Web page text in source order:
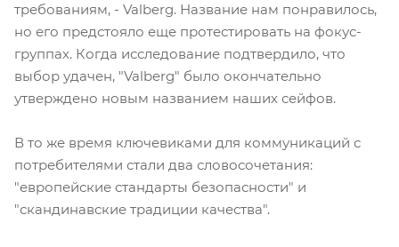
требованиям, - Valberg. Название нам понравилось,
но его предстояло еще протестировать на фокус-
группах. Когда исследование подтвердило, что
выбор удачен, "Valberg" было окончательно
утверждено новым названием наших сейфов.
В то же время ключевиками для коммуникаций с
потребителями стали два словосочетания:
"европейские стандарты безопасности" и
"скандинавские традиции качества".